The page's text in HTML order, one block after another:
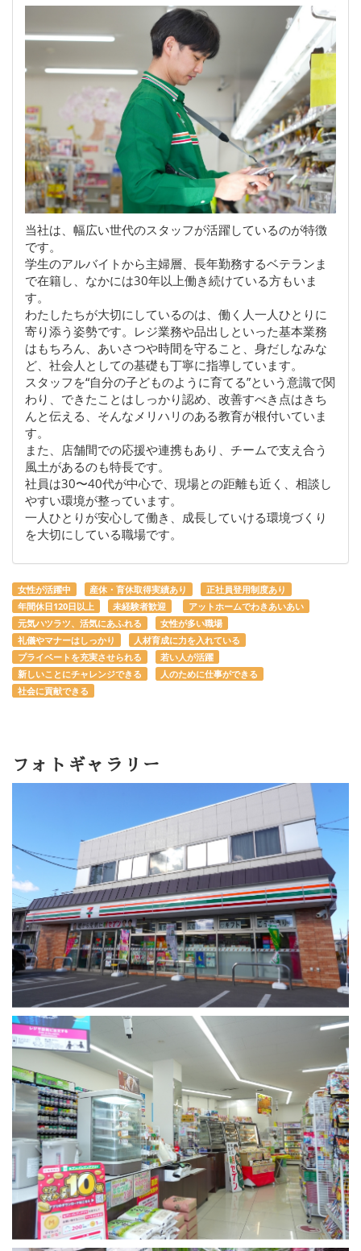
当社は、幅広い世代のスタッフが活躍しているのが特徴
です。
学生のアルバイトから主婦層、長年勤務するベテランま
で在籍し、なかには30年以上働き続けている方もいま
す。
わたしたちが大切にしているのは、働く人一人ひとりに
寄り添う姿勢です。レジ業務や品出しといった基本業務
はもちろん、あいさつや時間を守ること、身だしなみな
ど、社会人としての基礎も丁寧に指導しています。
スタッフを“自分の子どものように育てる”という意識で関
わり、できたことはしっかり認め、改善すべき点はきち
んと伝える、そんなメリハリのある教育が根付いていま
す。
また、店舗間での応援や連携もあり、チームで支え合う
風土があるのも特長です。
社員は30〜40代が中心で、現場との距離も近く、相談し
やすい環境が整っています。
一人ひとりが安心して働き、成長していける環境づくり
を大切にしている職場です。
女性が活躍中 産休・育休取得実績あり
正社員登用制度あり
年間休日120日以上
未経験者歓迎
アットホームでわきあいあい
元気ハツラツ、活気にあふれる
女性が多い職場
礼儀やマナーはしっかり
人材育成に力を入れている
プライベートを充実させられる
若い人が活躍
新しいことにチャレンジできる
人のために仕事ができる
社会に貢献できる
フォトギャラリー